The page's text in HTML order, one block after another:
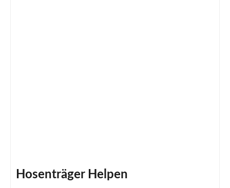
Hosenträger Helpen